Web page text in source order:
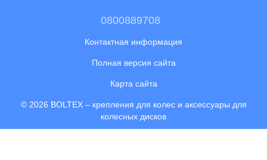
0800889708
Контактная информация
Полная версия сайта
Карта сайта
© 2026 BOLTEX – крепления для колес и аксессуары для
колесных дисков